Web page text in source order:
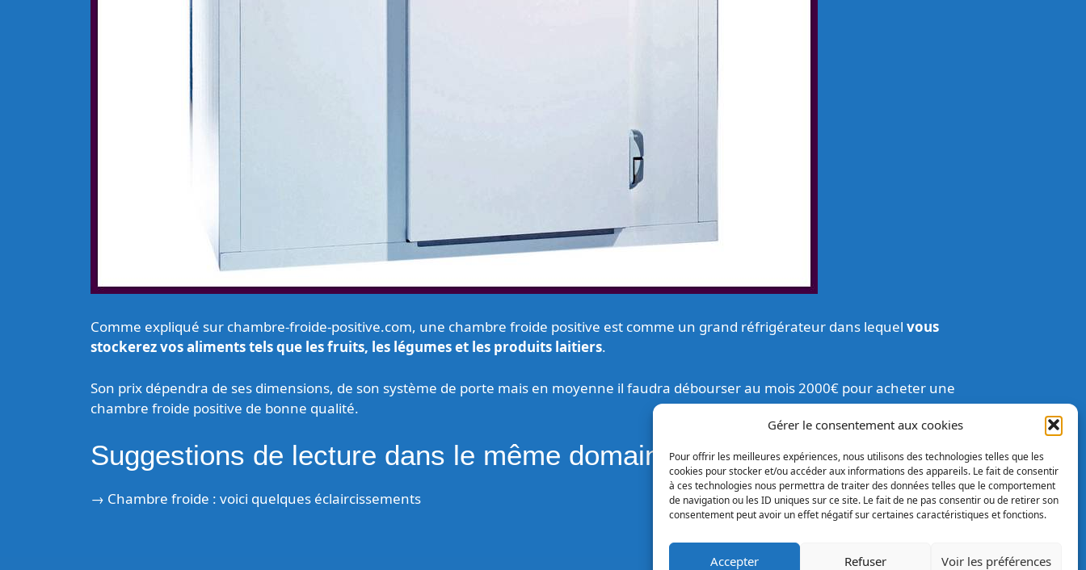
Gérer le consentement aux cookies
Pour offrir les meilleures expériences, nous utilisons des technologies telles que les
cookies pour stocker et/ou accéder aux informations des appareils. Le fait de consentir
à ces technologies nous permettra de traiter des données telles que le comportement
de navigation ou les ID uniques sur ce site. Le fait de ne pas consentir ou de retirer son
consentement peut avoir un effet négatif sur certaines caractéristiques et fonctions.
Accepter Refuser Voir les préférences
Comme expliqué sur chambre-froide-positive.com, une chambre froide positive est comme un grand réfrigérateur dans lequel vous
stockerez vos aliments tels que les fruits, les légumes et les produits laitiers.
Son prix dépendra de ses dimensions, de son système de porte mais en moyenne il faudra débourser au mois 2000€ pour acheter une
chambre froide positive de bonne qualité.
Suggestions de lecture dans le même domaine
→ Chambre froide : voici quelques éclaircissements